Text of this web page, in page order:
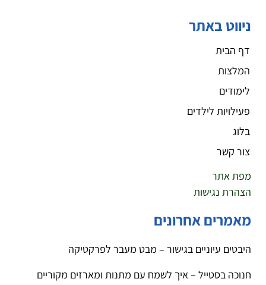
ניווט באתר
דף הבית
המלצות
לימודים
פעילויות לילדים
בלוג
צור קשר
מפת אתר
הצהרת נגישות
מאמרים אחרונים
היבטים עיוניים בגישור – מבט מעבר לפרקטיקה
חנוכה בסטייל – איך לשמח עם מתנות ומארזים מקוריים